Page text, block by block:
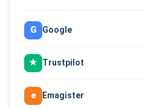
G Google
★ Trustpilot
e Emagister